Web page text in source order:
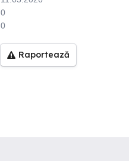
0
0
Raportează